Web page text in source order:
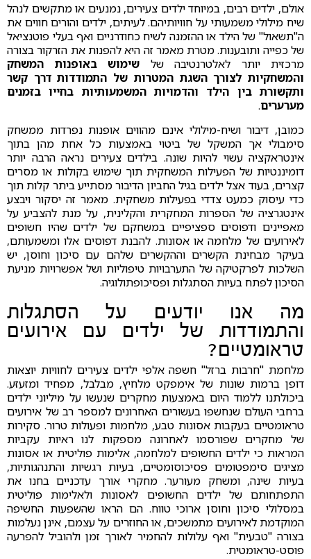
אולם, ילדים רבים, במיוחד ילדים צעירים, נמנעים או מתקשים לנהל
שיח מילולי משמעותי על חוויותיהם. לעיתים, ילדים והורים חווים את
ה"תשאול" של הילד או ההזמנה לשיח כחודרניים ואף בעלי פוטנציאל
של כפייה ותובענות. מטרת מאמר זה היא להפנות את הזרקור בצורה
מרכזית יותר לאלטרנטיבה של שימוש באופנות המשחק
והמשחקיות לצורך השגת המטרות של התמודדות דרך קשר
ותקשורת בין הילד והדמויות המשמעותיות בחייו בזמנים
מערערים.
כמובן, דיבור ושיח-מילולי אינם מהווים אופנות נפרדות ממשחק
סימבולי אך המשקל של ביטוי באמצעות כל אחת מהן בתוך
אינטראקציה עשוי להיות שונה. בילדים צעירים נראה הרבה יותר
דומיננטיות של הפעילות המשחקית תוך שימוש בקולות או מסרים
קצרים, בעוד אצל ילדים בגיל החביון הדיבור מסתייע ביתר קלות תוך
כדי עיסוק כמעט צדדי בפעילות משחקית. מאמר זה יסקור ויבצע
אינטגרציה של הספרות המחקרית והקלינית, על מנת להצביע על
מאפיינים ודפוסים ספציפיים במשחקם של ילדים שהיו חשופים
לאירועים של מלחמה או אסונות. להבנת דפוסים אלו ומשמעותם,
בעיקר מבחינת הקשרים וההקשרים שלהם עם סיכון וחוסן, יש
השלכות לפרקטיקה של התערבויות טיפוליות ושל אפשרויות מניעת
הסיכון לפתח בעיות הסתגלות ופסיכופתולוגיה.
מה אנו יודעים על הסתגלות
והתמודדות של ילדים עם אירועים
טראומטיים?
מלחמת "חרבות ברזל" חשפה אלפי ילדים צעירים לחוויות יוצאות
דופן ברמות שונות של אימפקט מלחיץ, מבלבל, מפחיד ומזעזע.
ביכולתנו ללמוד היום באמצעות מחקרים שנעשו על מיליוני ילדים
ברחבי העולם שנחשפו בעשורים האחרונים למספר רב של אירועים
טראומטיים בעקבות אסונות טבע, מלחמות ופעולות טרור. סקירות
של מחקרים שפורסמו לאחרונה מספקות לנו ראיות עקביות
המראות כי ילדים החשופים למלחמה, אלימות פוליטית או אסונות
מציגים סימפטומים פסיכוסומטיים, בעיות רגשיות והתנהגותיות,
בעיות שינה, ומשחק מעורער. מחקרי אורך עדכניים בחנו את
התפתחותם של ילדים החשופים לאסונות ולאלימות פוליטית
במסלולי סיכון וחוסן ארוכי טווח. הם הראו שהשפעות החשיפה
המוקדמת לאירועים מתמשכים, או החוזרים על עצמם, אינן נעלמות
בצורה "טבעית" ואף עלולות להחמיר לאורך זמן ולהוביל להפרעה
פוסט-טראומטית.